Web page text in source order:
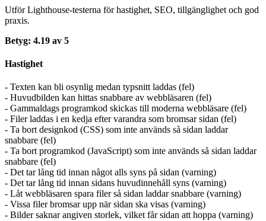
Utför Lighthouse-testerna för hastighet, SEO, tillgänglighet och god
praxis.
Betyg: 4.19 av 5
Hastighet
- Texten kan bli osynlig medan typsnitt laddas (fel)
- Huvudbilden kan hittas snabbare av webbläsaren (fel)
- Gammaldags programkod skickas till moderna webbläsare (fel)
- Filer laddas i en kedja efter varandra som bromsar sidan (fel)
- Ta bort designkod (CSS) som inte används så sidan laddar
snabbare (fel)
- Ta bort programkod (JavaScript) som inte används så sidan laddar
snabbare (fel)
- Det tar lång tid innan något alls syns på sidan (varning)
- Det tar lång tid innan sidans huvudinnehåll syns (varning)
- Låt webbläsaren spara filer så sidan laddar snabbare (varning)
- Vissa filer bromsar upp när sidan ska visas (varning)
- Bilder saknar angiven storlek, vilket får sidan att hoppa (varning)